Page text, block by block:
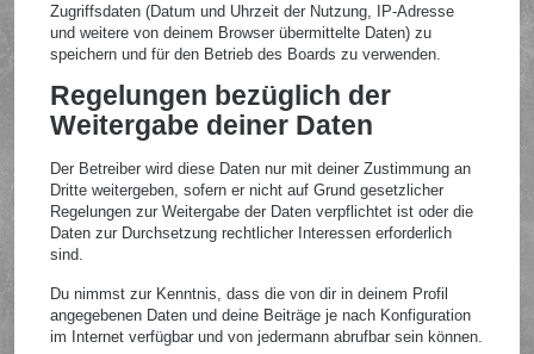
Zugriffsdaten (Datum und Uhrzeit der Nutzung, IP-Adresse
und weitere von deinem Browser übermittelte Daten) zu
speichern und für den Betrieb des Boards zu verwenden.
Regelungen bezüglich der
Weitergabe deiner Daten
Der Betreiber wird diese Daten nur mit deiner Zustimmung an
Dritte weitergeben, sofern er nicht auf Grund gesetzlicher
Regelungen zur Weitergabe der Daten verpflichtet ist oder die
Daten zur Durchsetzung rechtlicher Interessen erforderlich
sind.
Du nimmst zur Kenntnis, dass die von dir in deinem Profil
angegebenen Daten und deine Beiträge je nach Konfiguration
im Internet verfügbar und von jedermann abrufbar sein können.